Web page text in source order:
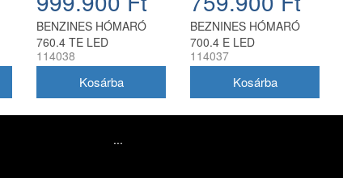
BENZINES HÓMARÓ
760.4 TE LED
114038
BEZNINES HÓMARÓ
700.4 E LED
114037
...